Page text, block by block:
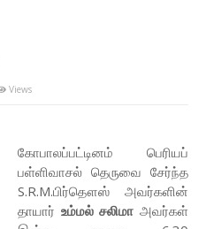
Views
கோபாலப்பட்டினம் பெரியப்
பள்ளிவாசல் தெருவை சேர்ந்த
S.R.M.பிர்தௌஸ் அவர்களின்
தாயார் உம்மல் சலிமா அவர்கள்